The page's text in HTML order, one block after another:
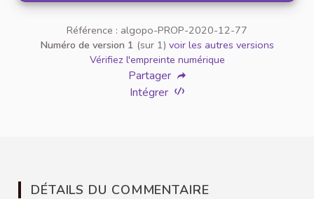
Référence : algopo-PROP-2020-12-77
Numéro de version 1 (sur 1) voir les autres versions
Vérifiez l'empreinte numérique
Partager
Intégrer
DÉTAILS DU COMMENTAIRE